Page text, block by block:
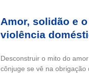
Amor, solidão e
violência
Desconstruir o mito do
cônjuge se vê na obrigação